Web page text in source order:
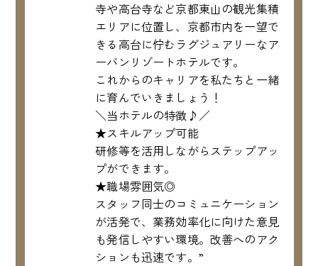
寺や高台寺など京都東山の観光集積
エリアに位置し、京都市内を一望で
きる高台に佇むラグジュアリーなア
ーバンリゾートホテルです。
これからのキャリアを私たちと一緒
に育んでいきましょう！
＼当ホテルの特徴♪／
★スキルアップ可能
研修等を活用しながらステップアッ
プができます。
★職場雰囲気◎
スタッフ同士のコミュニケーション
が活発で、業務効率化に向けた意見
も発信しやすい環境。改善へのアク
ションも迅速です。”